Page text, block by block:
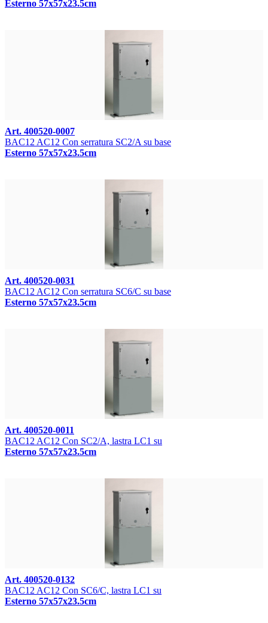
Esterno 57x57x23.5cm
Art. 400520-0007
BAC12 AC12 Con serratura SC2/A su base
Esterno 57x57x23.5cm
Art. 400520-0031
BAC12 AC12 Con serratura SC6/C su base
Esterno 57x57x23.5cm
Art. 400520-0011
BAC12 AC12 Con SC2/A, lastra LC1 su
Esterno 57x57x23.5cm
Art. 400520-0132
BAC12 AC12 Con SC6/C, lastra LC1 su
Esterno 57x57x23.5cm